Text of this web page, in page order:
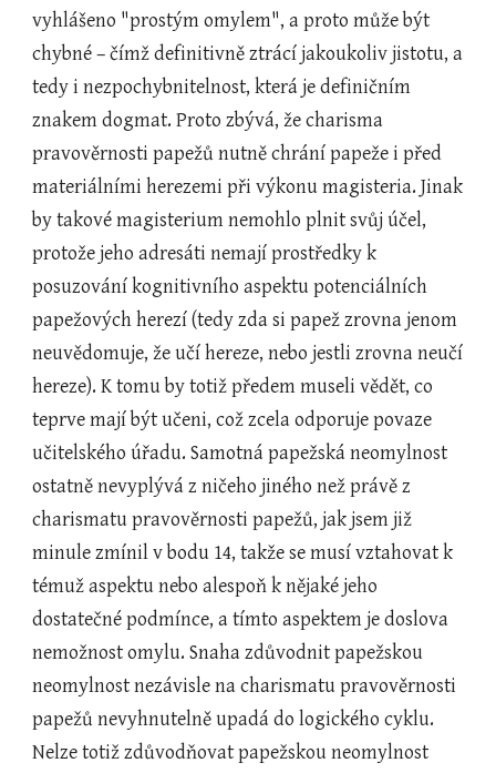
vyhlášeno "prostým omylem", a proto může být
chybné – čímž definitivně ztrácí jakoukoliv jistotu, a
tedy i nezpochybnitelnost, která je definičním
znakem dogmat. Proto zbývá, že charisma
pravověrnosti papežů nutně chrání papeže i před
materiálními herezemi při výkonu magisteria. Jinak
by takové magisterium nemohlo plnit svůj účel,
protože jeho adresáti nemají prostředky k
posuzování kognitivního aspektu potenciálních
papežových herezí (tedy zda si papež zrovna jenom
neuvědomuje, že učí hereze, nebo jestli zrovna neučí
hereze). K tomu by totiž předem museli vědět, co
teprve mají být učeni, což zcela odporuje povaze
učitelského úřadu. Samotná papežská neomylnost
ostatně nevyplývá z ničeho jiného než právě z
charismatu pravověrnosti papežů, jak jsem již
minule zmínil v bodu 14, takže se musí vztahovat k
témuž aspektu nebo alespoň k nějaké jeho
dostatečné podmínce, a tímto aspektem je doslova
nemožnost omylu. Snaha zdůvodnit papežskou
neomylnost nezávisle na charismatu pravověrnosti
papežů nevyhnutelně upadá do logického cyklu.
Nelze totiž zdůvodňovat papežskou neomylnost